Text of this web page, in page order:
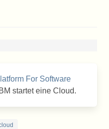
For Software
startet eine Cloud.